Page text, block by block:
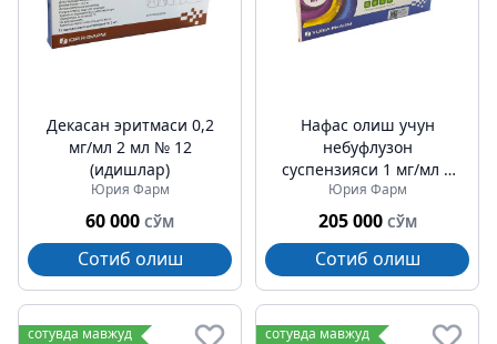
Декасан эритмаси 0,2
мг/мл 2 мл № 12
(идишлар)
Юрия Фарм
60 000 СЎМ
Сотиб олиш
Нафас олиш учун
небуфлузон
суспензияси 1 мг/мл 2
мл № 10
Юрия Фарм
205 000 СЎМ
Сотиб олиш
сотувда мавжуд сотувда мавжуд